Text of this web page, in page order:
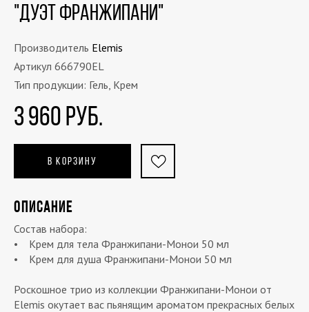
"Дуэт Франжипани"
Производитель Elemis
Артикул 666790EL
Тип продукции: Гель, Крем
3 960 РУБ.
В КОРЗИНУ
ОПИСАНИЕ
Состав набора:
• Крем для тела Франжипани-Монои 50 мл
• Крем для душа Франжипани-Монои 50 мл
Роскошное трио из коллекции Франжипани-Монои от
Elemis окутает вас пьянящим ароматом прекрасных белых